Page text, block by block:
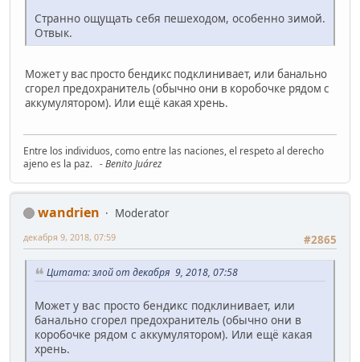
Странно ощущать себя пешеходом, особенно зимой.
Отвык.
Может у вас просто бендикс подклинивает, или банально
сгорел предохранитель (обычно они в коробочке рядом с
аккумулятором). Или ещё какая хрень.
Entre los individuos, como entre las naciones, el respeto al derecho
ajeno es la paz. - Benito Juárez
wandrien
Moderator
#2865
декабря 9, 2018, 07:59
Цитата: злой от декабря 9, 2018, 07:58
Может у вас просто бендикс подклинивает, или
банально сгорел предохранитель (обычно они в
коробочке рядом с аккумулятором). Или ещё какая
хрень.